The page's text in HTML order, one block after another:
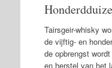
Tairsgeir-whisky
de vijftig- en
de opbrengst
en herstel van het